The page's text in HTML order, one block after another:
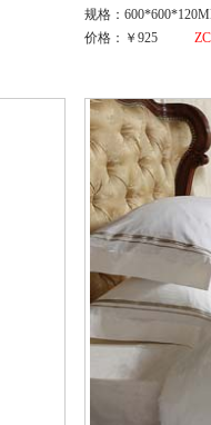
规格：
价格：￥925
ZC